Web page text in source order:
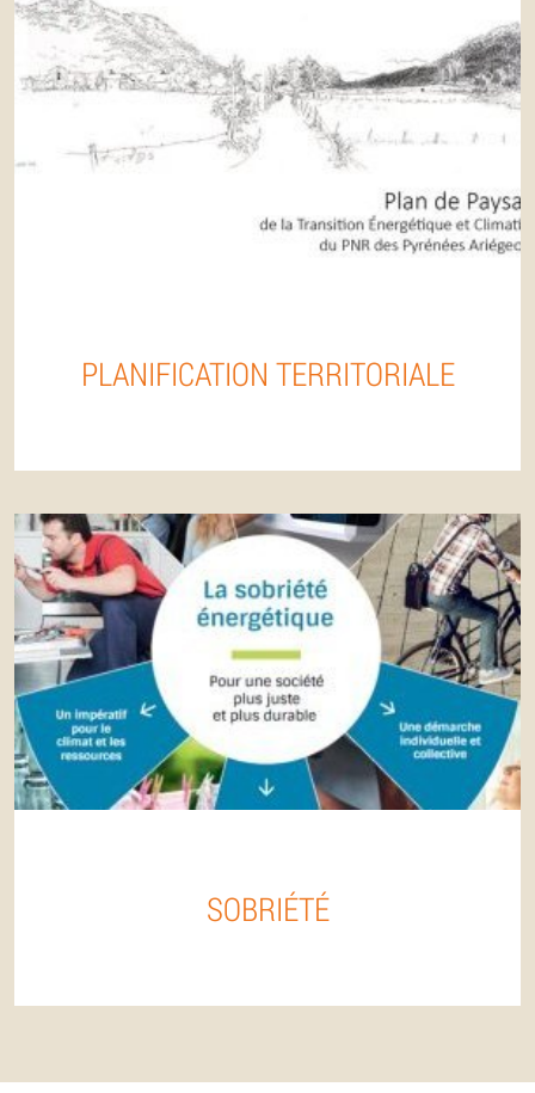
PLANIFICATION TERRITORIALE
SOBRIÉTÉ